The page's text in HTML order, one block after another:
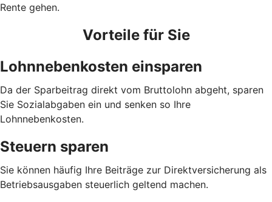
Rente gehen.
Vorteile für Sie
Lohnnebenkosten einsparen
Da der Sparbeitrag direkt vom Bruttolohn abgeht, sparen
Sie Sozialabgaben ein und senken so Ihre
Lohnnebenkosten.
Steuern sparen
Sie können häufig Ihre Beiträge zur Direktversicherung als
Betriebsausgaben steuerlich geltend machen.